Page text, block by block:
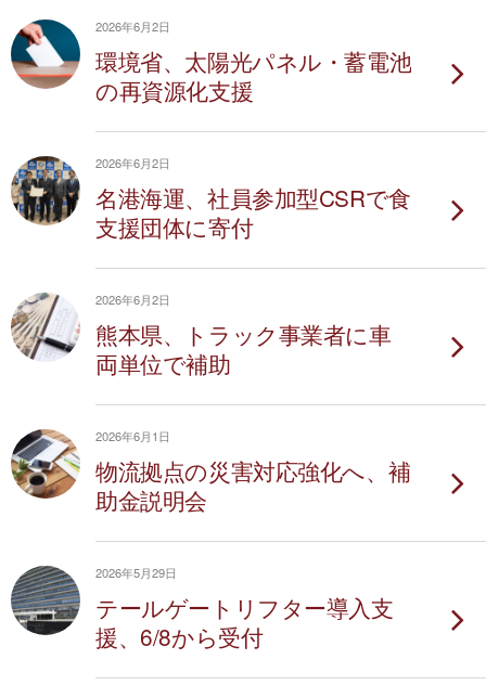
2026年6月2日
環境省、太陽光パネル・蓄電池
の再資源化支援
2026年6月2日
名港海運、社員参加型CSRで食
支援団体に寄付
2026年6月2日
熊本県、トラック事業者に車
両単位で補助
2026年6月1日
物流拠点の災害対応強化へ、補
助金説明会
2026年5月29日
テールゲートリフター導入支
援、6/8から受付